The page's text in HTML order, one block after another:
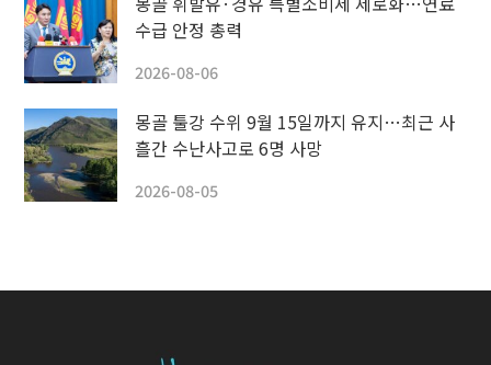
수급 안정 총력
2026-08-06
몽골 툴강 수위 9월 15일까지 유지…최근 사
흘간 수난사고로 6명 사망
2026-08-05